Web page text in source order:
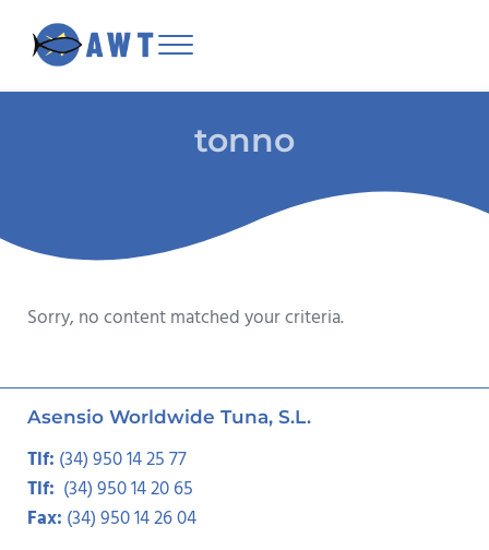
Menu
tonno
Sorry, no content matched your criteria.
Asensio Worldwide Tuna, S.L.
Tlf: (34) 950 14 25 77
Tlf: (34) 950 14 20 65
Fax: (34) 950 14 26 04